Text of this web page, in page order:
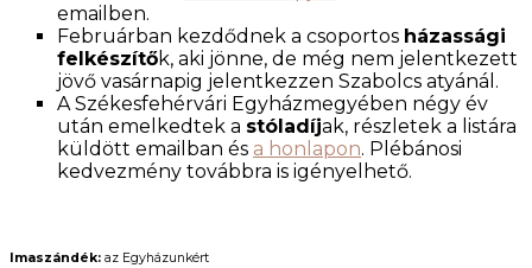
emailben.
Februárban kezdődnek a csoportos házassági
felkészítők, aki jönne, de még nem jelentkezett
jövő vasárnapig jelentkezzen Szabolcs atyánál.
A Székesfehérvári Egyházmegyében négy év
után emelkedtek a stóladíjak, részletek a listára
küldött emailban és a honlapon. Plébánosi
kedvezmény továbbra is igényelhető.
Imaszándék: az Egyházunkért